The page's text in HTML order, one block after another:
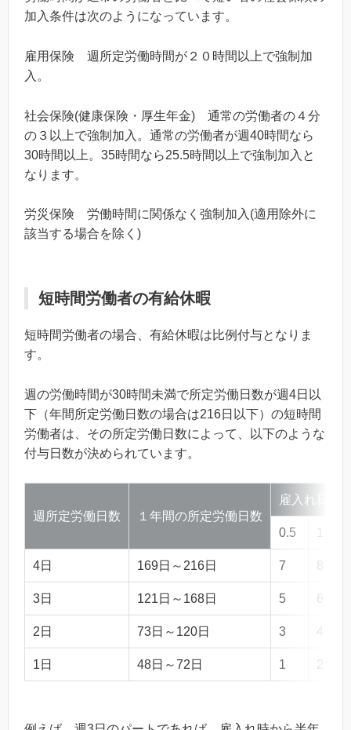
加入条件は次のようになっています。
雇用保険 週所定労働時間が２０時間以上で強制加
入。
社会保険(健康保険・厚生年金) 通常の労働者の４分
の３以上で強制加入。通常の労働者が週40時間なら
30時間以上。35時間なら25.5時間以上で強制加入と
なります。
労災保険 労働時間に関係なく強制加入(適用除外に
該当する場合を除く)
短時間労働者の有給休暇
短時間労働者の場合、有給休暇は比例付与となりま
す。
週の労働時間が30時間未満で所定労働日数が週4日以
下（年間所定労働日数の場合は216日以下）の短時間
労働者は、その所定労働日数によって、以下のような
付与日数が決められています。
週所定労働日数 １年間の所定労働日数
雇入れ日か
0.5 1.5
4日 169日～216日 7 8
3日 121日～168日 5 6
2日 73日～120日 3 4
1日 48日～72日 1 2